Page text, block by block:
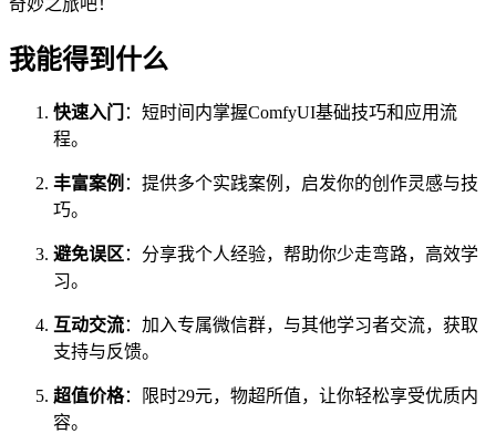
我能得到什么
快速入门
：短时间内掌握ComfyUI基础技巧和应用流
程。
丰富案例 ：提供多个实践案例，启发你的创作灵感与技
巧。
避免误区：分享我个人经验，帮助你少走弯路，高效学
习。
互动交流：加入专属微信群，与其他学习者交流，获取
支持与反馈。
超值价格：限时29元，物超所值，让你轻松享受优质内
容。